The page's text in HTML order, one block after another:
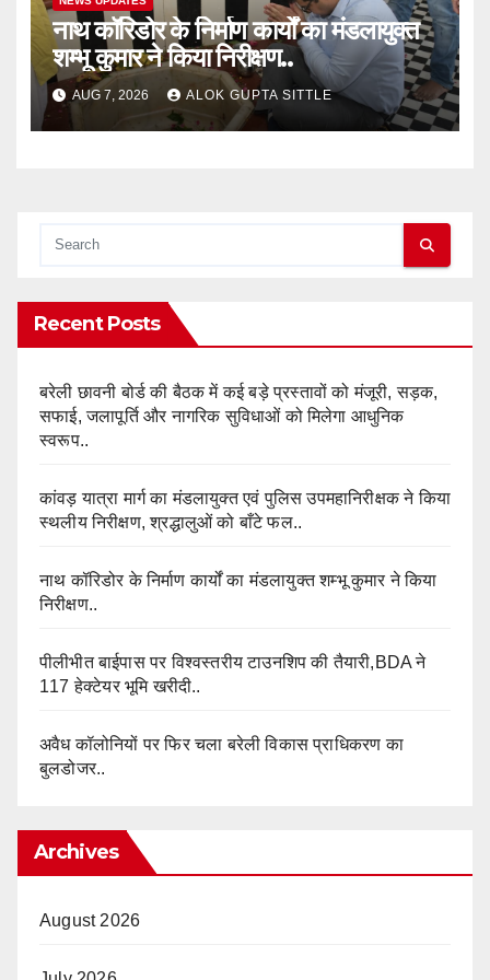
नाथ कॉरिडोर के निर्माण कार्यों का मंडलायुक्त
शम्भू कुमार ने किया निरीक्षण..
AUG 7, 2026 ALOK GUPTA SITTLE
Recent Posts
बरेली छावनी बोर्ड की बैठक में कई बड़े प्रस्तावों को मंजूरी, सड़क,
सफाई, जलापूर्ति और नागरिक सुविधाओं को मिलेगा आधुनिक
स्वरूप..
कांवड़ यात्रा मार्ग का मंडलायुक्त एवं पुलिस उपमहानिरीक्षक ने किया
स्थलीय निरीक्षण, श्रद्धालुओं को बाँटे फल..
नाथ कॉरिडोर के निर्माण कार्यों का मंडलायुक्त शम्भू कुमार ने किया
निरीक्षण..
पीलीभीत बाईपास पर विश्वस्तरीय टाउनशिप की तैयारी,BDA ने
117 हेक्टेयर भूमि खरीदी..
अवैध कॉलोनियों पर फिर चला बरेली विकास प्राधिकरण का
बुलडोजर..
Archives
August 2026